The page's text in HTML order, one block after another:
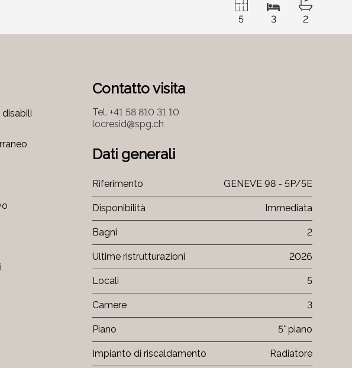
5
3 2
Contatto visita
Tel. +41 58 810 31 10
locresid@spg.ch
Dati generali
Riferimento GENEVE 98 - 5P/5E
Disponibilità Immediata
Bagni 2
Ultime ristrutturazioni 2026
Locali 5
Camere 3
Piano 5° piano
Impianto di riscaldamento Radiatore